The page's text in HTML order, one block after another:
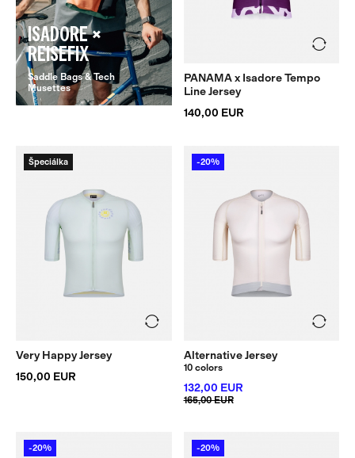
ISADORE ×
REISEFIX
Saddle Bags & Tech
Musettes
PANAMA x Isadore Tempo
Line Jersey
140,00 EUR
Špeciálka
Very Happy Jersey
150,00 EUR
-20%
Alternative Jersey
10 colors
132,00 EUR
165,00 EUR
-20% -20%